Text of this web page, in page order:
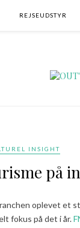
REJSEUDSTYR
INSIGHT
på
oplevet et
fokus på det i år.